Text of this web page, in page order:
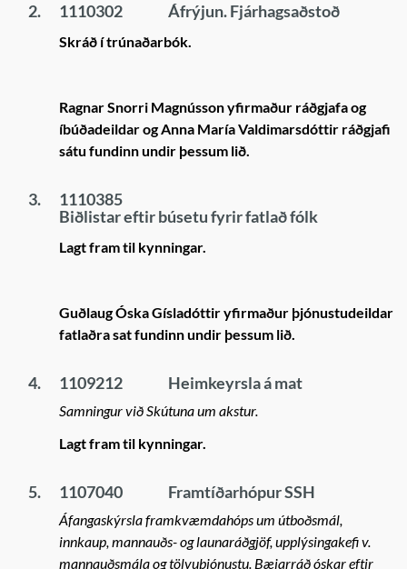
2. 1110302 Áfrýjun. Fjárhagsaðstoð
Skráð í trúnaðarbók.
Ragnar Snorri Magnússon yfirmaður ráðgjafa og
íbúðadeildar og Anna María Valdimarsdóttir ráðgjafi
sátu fundinn undir þessum lið.
3.
1110385
Biðlistar eftir búsetu fyrir fatlað fólk
Lagt fram til kynningar.
Guðlaug Óska Gísladóttir yfirmaður þjónustudeildar
fatlaðra sat fundinn undir þessum lið.
4. 1109212 Heimkeyrsla á mat
Samningur við Skútuna um akstur.
Lagt fram til kynningar.
5. 1107040 Framtíðarhópur SSH
Áfangaskýrsla framkvæmdahóps um útboðsmál,
innkaup, mannauðs- og launaráðgjöf, upplýsingakefi v.
mannauðsmála og tölvuþjónustu. Bæjarráð óskar eftir